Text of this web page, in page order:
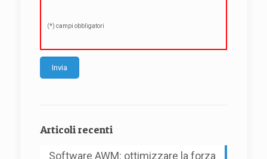
(*) campi obbligatori
Articoli recenti
Software AWM: ottimizzare la forza